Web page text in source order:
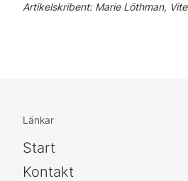
Artikelskribent: Marie Löthman,
Länkar
Start
Kontakt